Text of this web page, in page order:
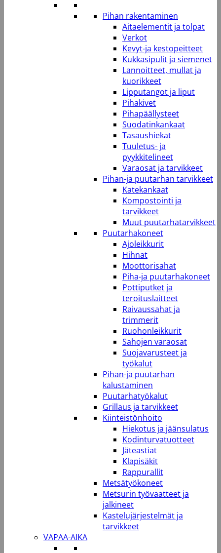
Pihan rakentaminen
Aitaelementit ja tolpat
Verkot
Kevyt-ja kestopeitteet
Kukkasipulit ja siemenet
Lannoitteet, mullat ja
kuorikkeet
Lipputangot ja liput
Pihakivet
Pihapäällysteet
Suodatinkankaat
Tasaushiekat
Tuuletus- ja
pyykkitelineet
Varaosat ja tarvikkeet
Pihan-ja puutarhan tarvikkeet
Katekankaat
Kompostointi ja
tarvikkeet
Muut puutarhatarvikkeet
Puutarhakoneet
Ajoleikkurit
Hihnat
Moottorisahat
Piha-ja puutarhakoneet
Pottiputket ja
teroituslaitteet
Raivaussahat ja
trimmerit
Ruohonleikkurit
Sahojen varaosat
Suojavarusteet ja
työkalut
Pihan-ja puutarhan
kalustaminen
Puutarhatyökalut
Grillaus ja tarvikkeet
Kiinteistönhoito
Hiekotus ja jäänsulatus
Kodinturvatuotteet
Jäteastiat
Klapisäkit
Rappurallit
Metsätyökoneet
Metsurin työvaatteet ja
jalkineet
Kastelujärjestelmät ja
tarvikkeet
VAPAA-AIKA